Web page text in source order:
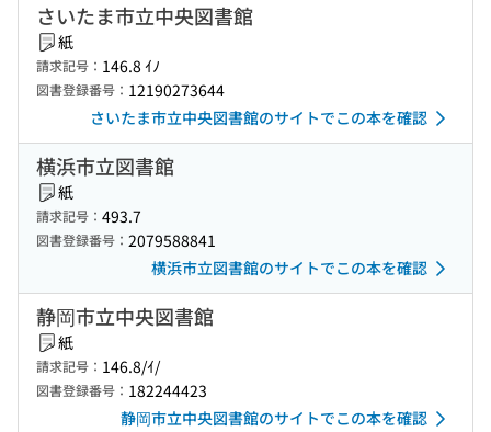
さいたま市立中央図書館
紙
請求記号： 146.8 ｲﾉ
図書登録番号： 12190273644
さいたま市立中央図書館のサイトでこの本を確認
横浜市立図書館
紙
請求記号： 493.7
図書登録番号： 2079588841
横浜市立図書館のサイトでこの本を確認
静岡市立中央図書館
紙
請求記号： 146.8/ｲ/
図書登録番号： 182244423
静岡市立中央図書館のサイトでこの本を確認